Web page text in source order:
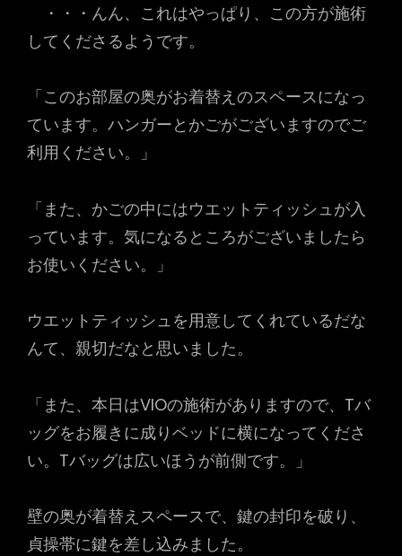
・・・んん、これはやっぱり、この方が施術
してくださるようです。
「このお部屋の奥がお着替えのスペースになっ
ています。ハンガーとかごがございますのでご
利用ください。」
「また、かごの中にはウエットティッシュが入
っています。気になるところがございましたら
お使いください。」
ウエットティッシュを用意してくれているだな
んて、親切だなと思いました。
「また、本日はVIOの施術がありますので、Tバ
ッグをお履きに成りベッドに横になってくださ
い。Tバッグは広いほうが前側です。」
壁の奥が着替えスペースで、鍵の封印を破り、
貞操帯に鍵を差し込みました。